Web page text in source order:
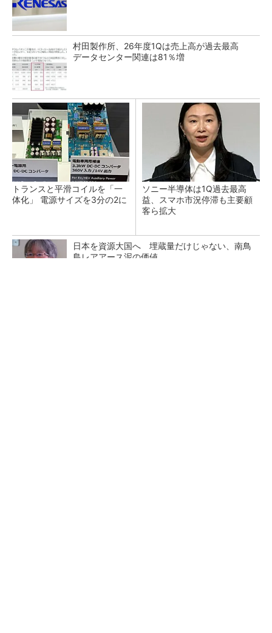
村田製作所、26年度1Qは売上高が過去最高
データセンター関連は81％増
トランスと平滑コイルを「一
体化」 電源サイズを3分の2に
ソニー半導体は1Q過去最高
益、スマホ市況停滞も主要顧
客ら拡大
日本を資源大国へ 埋蔵量だけじゃない、南鳥
島レアアース泥の価値